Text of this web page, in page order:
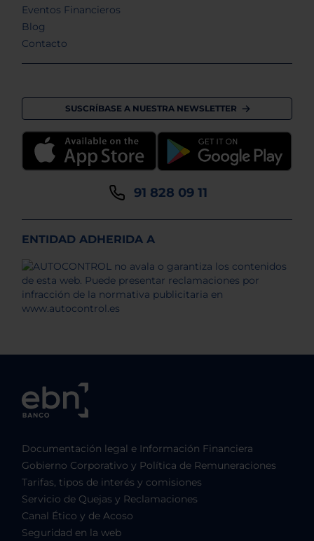
Eventos Financieros
Blog
Contacto
SUSCRÍBASE A NUESTRA NEWSLETTER
91 828 09 11
ENTIDAD ADHERIDA A
Documentación legal e Información Financiera
Gobierno Corporativo y Política de Remuneraciones
Tarifas, tipos de interés y comisiones
Servicio de Quejas y Reclamaciones
Canal Ético y de Acoso
Seguridad en la web